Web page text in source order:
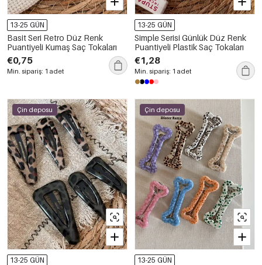
13-25 GÜN
Basit Seri Retro Düz Renk
Puantiyeli Kumaş Saç Tokaları
€0,75
Min. sipariş: 1 adet
13-25 GÜN
Simple Serisi Günlük Düz Renk
Puantiyeli Plastik Saç Tokaları
€1,28
Min. sipariş: 1 adet
Çin deposu
13-25 GÜN
Çin deposu
13-25 GÜN